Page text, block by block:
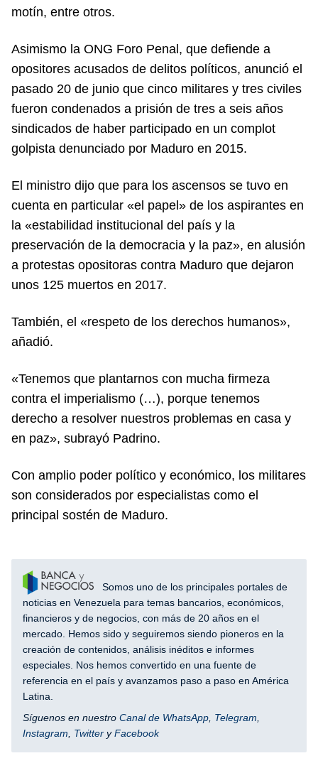
motín, entre otros.
Asimismo la ONG Foro Penal, que defiende a
opositores acusados de delitos políticos, anunció el
pasado 20 de junio que cinco militares y tres civiles
fueron condenados a prisión de tres a seis años
sindicados de haber participado en un complot
golpista denunciado por Maduro en 2015.
El ministro dijo que para los ascensos se tuvo en
cuenta en particular «el papel» de los aspirantes en
la «estabilidad institucional del país y la
preservación de la democracia y la paz», en alusión
a protestas opositoras contra Maduro que dejaron
unos 125 muertos en 2017.
También, el «respeto de los derechos humanos»,
añadió.
«Tenemos que plantarnos con mucha firmeza
contra el imperialismo (…), porque tenemos
derecho a resolver nuestros problemas en casa y
en paz», subrayó Padrino.
Con amplio poder político y económico, los militares
son considerados por especialistas como el
principal sostén de Maduro.
Somos uno de los principales portales de
noticias en Venezuela para temas bancarios, económicos,
financieros y de negocios, con más de 20 años en el
mercado. Hemos sido y seguiremos siendo pioneros en la
creación de contenidos, análisis inéditos e informes
especiales. Nos hemos convertido en una fuente de
referencia en el país y avanzamos paso a paso en América
Latina.
Síguenos en nuestro Canal de WhatsApp Telegram
Instagram
Twitter yFacebook